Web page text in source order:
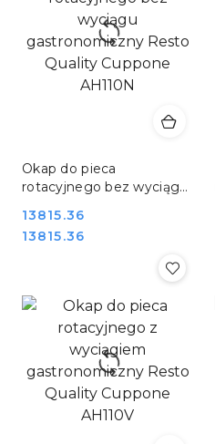
Okap do pieca
rotacyjnego bez wyciągu
Quality Cuppone AH110N
Cena:
13815.36
Cena:
13815.36